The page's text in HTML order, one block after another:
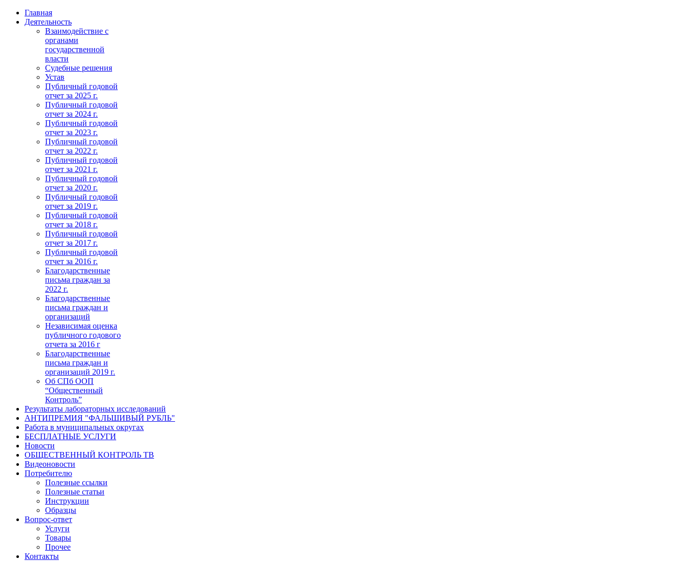
Главная
Деятельность
Взаимодействие с
органами
государственной
власти
Судебные решения
Устав
Публичный годовой
отчет за 2025 г.
Публичный годовой
отчет за 2024 г.
Публичный годовой
отчет за 2023 г.
Публичный годовой
отчет за 2022 г.
Публичный годовой
отчет за 2021 г.
Публичный годовой
отчет за 2020 г.
Публичный годовой
отчет за 2019 г.
Публичный годовой
отчет за 2018 г.
Публичный годовой
отчет за 2017 г.
Публичный годовой
отчет за 2016 г.
Благодарственные
письма граждан за
2022 г.
Благодарственные
письма граждан и
организаций
Независимая оценка
публичного годового
отчета за 2016 г
Благодарственные
письма граждан и
организаций 2019 г.
Об СПб ООП
“Общественный
Контроль”
Результаты лабораторных исследований
АНТИПРЕМИЯ "ФАЛЬШИВЫЙ РУБЛЬ"
Работа в муниципальных округах
БЕСПЛАТНЫЕ УСЛУГИ
Новости
ОБЩЕСТВЕННЫЙ КОНТРОЛЬ ТВ
Видеоновости
Потребителю
Полезные ссылки
Полезные статьи
Инструкции
Образцы
Вопрос-ответ
Услуги
Товары
Прочее
Контакты